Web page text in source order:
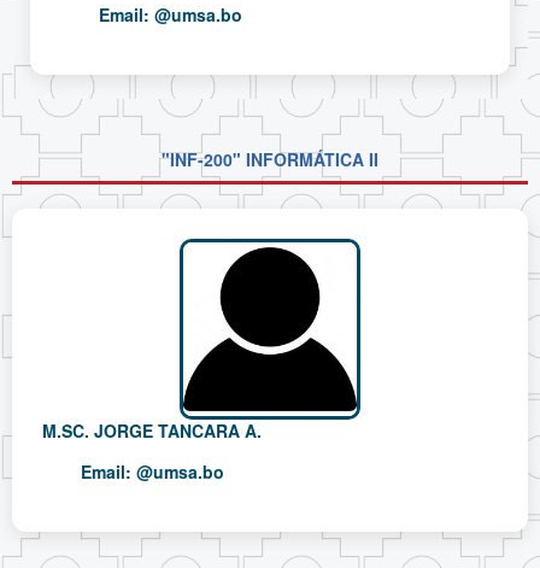
Email: @umsa.bo
"INF-200" INFORMÁTICA II
M.SC. JORGE TANCARA A.
Email: @umsa.bo